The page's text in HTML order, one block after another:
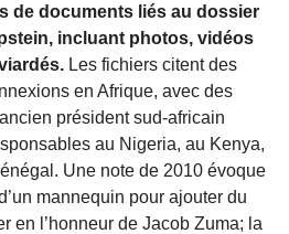
de documents liés au dossier
incluant photos, vidéos
Les fichiers citent des
en Afrique, avec des
président sud-africain
au Nigeria, au Kenya,
Une note de 2010 évoque
mannequin pour ajouter du
en l’honneur de Jacob Zuma; la